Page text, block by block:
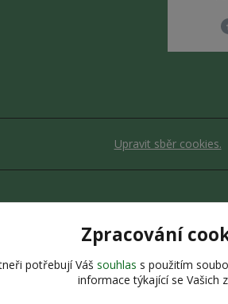
Upravit sběr cookies.
stránek je chráněn autorským zákonem.
Vytvořeno na
Eshop-
Zpracování
potřebují Váš souhlas s použitím
informace týkající se Vašich